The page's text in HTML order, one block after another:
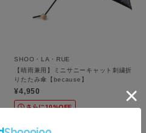
SHOO・LA・RUE
【晴雨兼用】ミニサニーキャット刺繍折
りたたみ傘【because】
¥4,950
さらに10%OFF